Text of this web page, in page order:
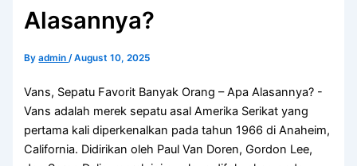
Alasannya?
Byadmin/August 10, 2025
Vans, Sepatu Favorit Banyak Orang – Apa Alasannya? -
Vans adalah merek sepatu asal Amerika Serikat yang
pertama kali diperkenalkan pada tahun 1966 di Anaheim,
California. Didirikan oleh Paul Van Doren, Gordon Lee,